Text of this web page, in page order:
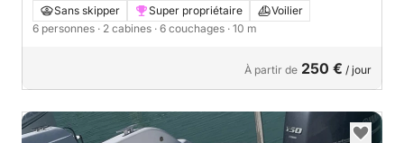
Sans skipper Super propriétaire
Voilier
6 personnes · 2 cabines · 6 couchages · 10 m
À partir de 250 € / jour